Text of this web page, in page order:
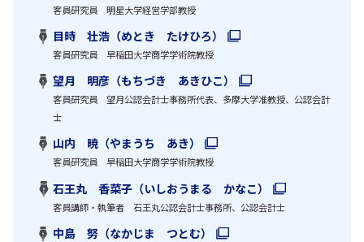
客員研究員 明星大学経営学部教授
目時 壮浩（めとき たけひろ）
客員研究員 早稲田大学商学学術院教授
望月 明彦（もちづき あきひこ）
客員研究員 望月公認会計士事務所代表、多摩大学准教授、公認会計
士
山内 暁（やまうち あき）
客員研究員 早稲田大学商学学術院教授
石王丸 香菜子（いしおうまる かなこ）
客員講師・執筆者 石王丸公認会計士事務所、公認会計士
中島 努（なかじま つとむ）